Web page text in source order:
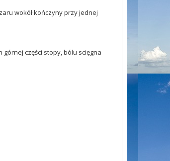
wokół kończyny przy jednej
części stopy, bólu scięgna